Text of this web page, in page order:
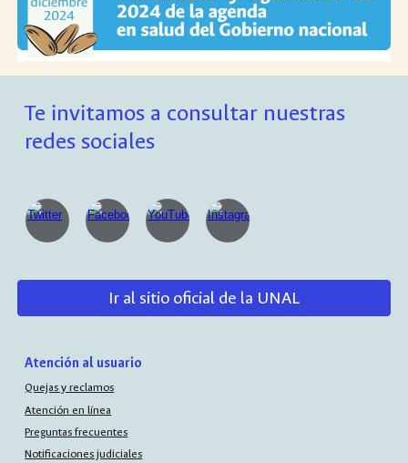
Te invitamos a consultar nuestras
redes sociales
Ir al sitio oficial de la UNAL
Atención al usuario
Quejas y reclamos
Atención en línea
Preguntas frecuentes
Notificaciones judiciales